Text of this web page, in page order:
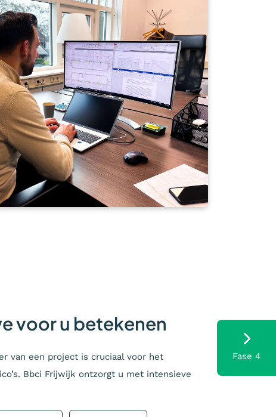
voor u betekenen
van een project is cruciaal voor het
Bbci Frijwijk ontzorgt u met intensieve
Fase 4